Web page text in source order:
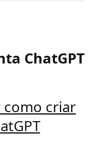
ChatGPT
como criar